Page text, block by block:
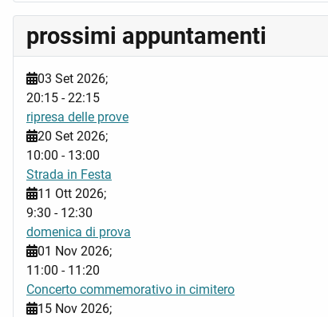
prossimi appuntamenti
03 Set 2026;
20:15 -22:15
ripresa delle prove
20 Set 2026;
10:00 - 13:00
Strada in Festa
11 Ott 2026;
9:30 - 12:30
domenica di prova
01 Nov 2026;
11:00 - 11:20
Concerto commemorativo in cimitero
15 Nov 2026;